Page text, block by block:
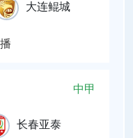
大连鲲城
中甲
长春亚泰